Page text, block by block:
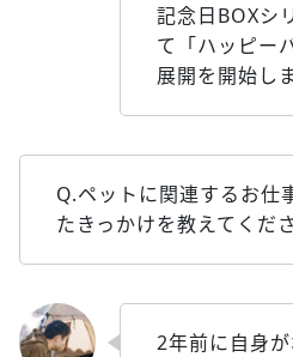
記念日BOXシ
て「ハッピー
展開を開始し
Q.ペットに関連するお仕
たきっかけを教えてくださ
2年前に自身